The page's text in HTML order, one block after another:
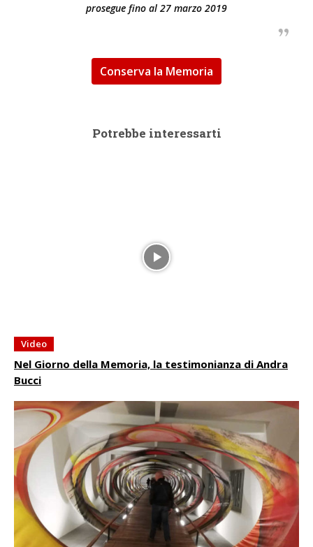
prosegue fino al 27 marzo 2019
Conserva la Memoria
Potrebbe interessarti
Video
Nel Giorno della Memoria, la testimonianza di Andra
Bucci